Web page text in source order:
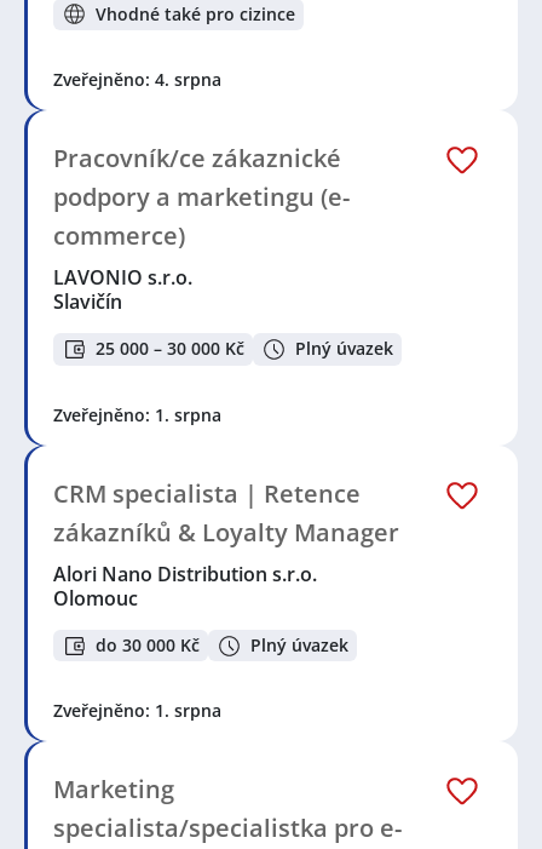
Vhodné také pro cizince
Zveřejněno: 4. srpna
Pracovník/ce zákaznické
podpory a marketingu (e-
commerce)
LAVONIO s.r.o.
Slavičín
25 000 – 30 000 Kč Plný úvazek
Zveřejněno: 1. srpna
CRM specialista | Retence
zákazníků & Loyalty Manager
Alori Nano Distribution s.r.o.
Olomouc
do 30 000 Kč Plný úvazek
Zveřejněno: 1. srpna
Marketing
specialista/specialistka pro e-